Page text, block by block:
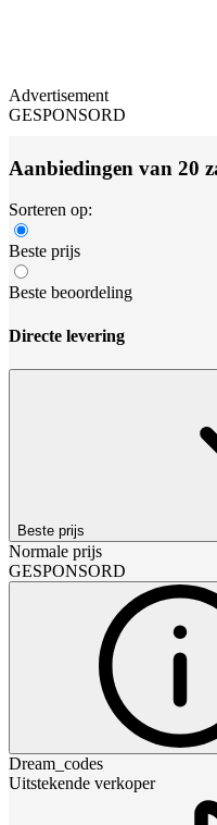
Advertisement
GESPONSORD
Aanbiedingen van 20
Sorteren op:
Beste prijs
Beste beoordeling
Directe levering
Beste prijs
Normale prijs
GESPONSORD
Dream_codes
Uitstekende verkoper